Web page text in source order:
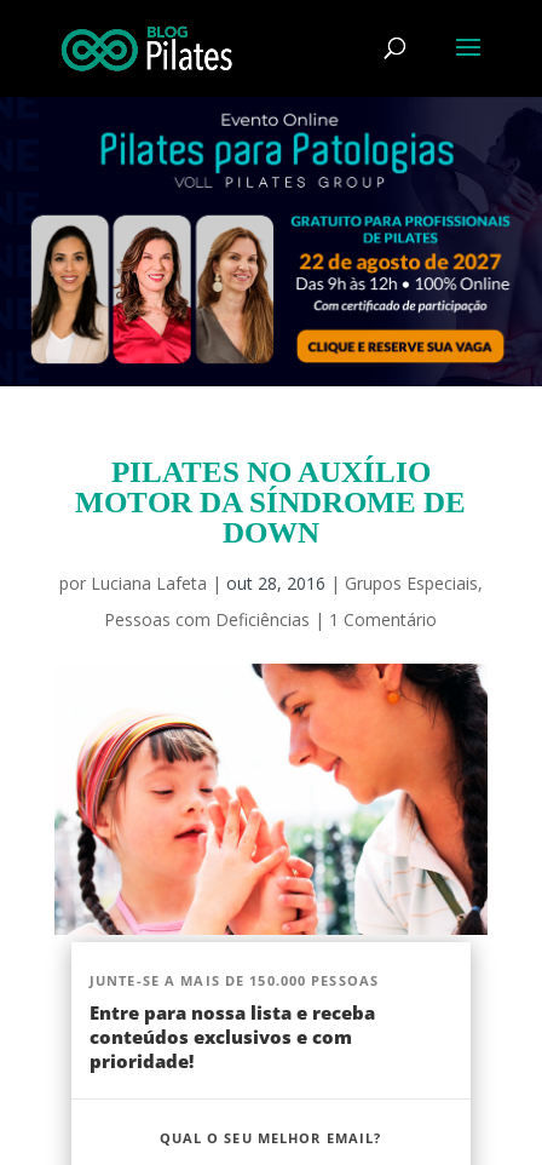
PILATES NO AUXÍLIO
MOTOR DA SÍNDROME DE
DOWN
por Luciana Lafeta | out 28, 2016 | Grupos Especiais,
Pessoas com Deficiências | 1 Comentário
JUNTE-SE A MAIS DE 150.000 PESSOAS
Entre para nossa lista e receba
conteúdos exclusivos e com
prioridade!
QUAL O SEU MELHOR EMAIL?